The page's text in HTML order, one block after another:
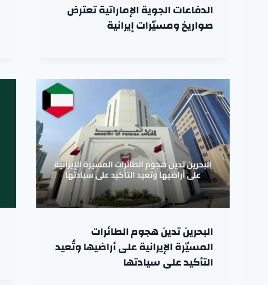
الدفاعات الجوية الإماراتية تعترض
صواريخ ومسيّرات إيرانية
البحرين تدين هجوم الطائرات
المسيّرة الإيرانية على أراضيها وتُعيد
التأكيد على سيادتها